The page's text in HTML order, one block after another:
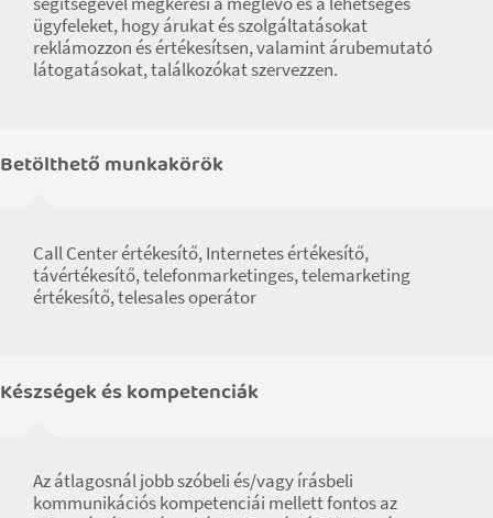
ügyfeleket, hogy árukat és szolgáltatásokat
reklámozzon és értékesítsen, valamint árubemutató
látogatásokat, találkozókat szervezzen.
Betölthető munkakörök
Call Center értékesítő, Internetes értékesítő,
távértékesítő, telefonmarketinges, telemarketing
értékesítő, telesales operátor
Készségek és kompetenciák
Az átlagosnál jobb szóbeli és/vagy írásbeli
kommunikációs kompetenciái mellett fontos az